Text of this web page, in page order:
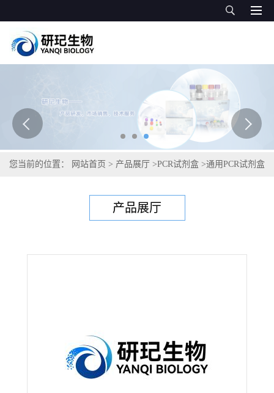
您当前的位置： 网站首页 > 产品展厅 >PCR试剂盒 >通用PCR试剂盒
产品展厅